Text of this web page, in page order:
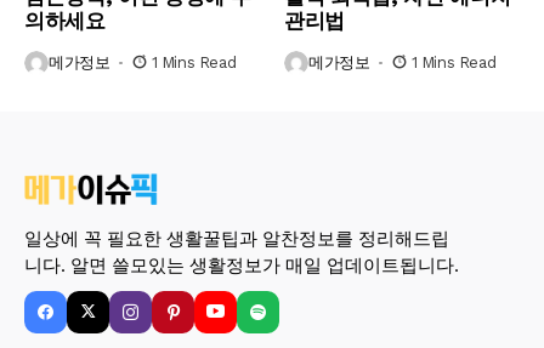
의하세요
메가정보 1 Mins Read
관리법
메가정보 1 Mins Read
일상에 꼭 필요한 생활꿀팁과 알찬정보를 정리해드립
니다. 알면 쓸모있는 생활정보가 매일 업데이트됩니다.